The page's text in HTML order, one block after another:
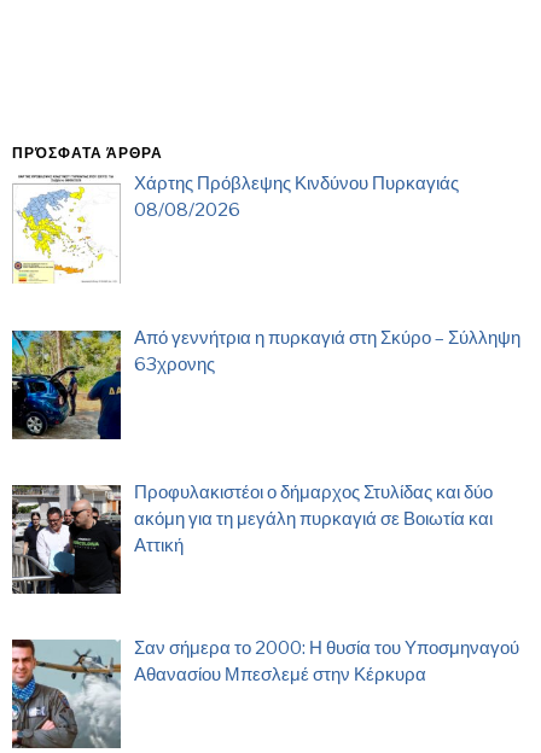
ΠΡΌΣΦΑΤΑ ΆΡΘΡΑ
Χάρτης Πρόβλεψης Κινδύνου Πυρκαγιάς
08/08/2026
Από γεννήτρια η πυρκαγιά στη Σκύρο – Σύλληψη
63χρονης
Προφυλακιστέοι ο δήμαρχος Στυλίδας και δύο
ακόμη για τη μεγάλη πυρκαγιά σε Βοιωτία και
Αττική
Σαν σήμερα το 2000: Η θυσία του Υποσμηναγού
Αθανασίου Μπεσλεμέ στην Κέρκυρα